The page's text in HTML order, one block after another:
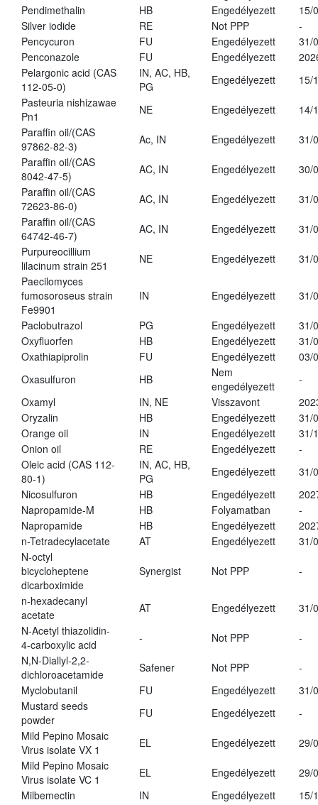
Pendimethalin
HB Engedélyezett
15/
Silver iodide
RE Not PPP
-
Pencycuron
FU Engedélyezett
31/
Penconazole
FU Engedélyezett
Pelargonic acid (CAS
112-05-0)
IN, AC, HB,
PG
Engedélyezett
15/
Pasteuria nishizawae
Pn1
NE Engedélyezett
14/
Paraffin oil/(CAS
97862-82-3)
Ac, IN Engedélyezett
31/
Paraffin oil/(CAS
8042-47-5)
AC, IN Engedélyezett
30/
Paraffin oil/(CAS
72623-86-0)
AC, IN Engedélyezett
31/
Paraffin oil/(CAS
64742-46-7)
AC, IN Engedélyezett
31/
Purpureocillium
lilacinum strain 251
NE Engedélyezett
31/
Paecilomyces
fumosoroseus strain
Fe9901
IN Engedélyezett 31/
Paclobutrazol PG Engedélyezett
31/
Oxyfluorfen
HB Engedélyezett
31/
Oxathiapiprolin
FU Engedélyezett
03/
Oxasulfuron
HB
Nem
engedélyezett
-
Oxamyl
IN, NE Visszavont
Oryzalin
HB Engedélyezett
31/
Orange oil
IN Engedélyezett
31/
Onion oil
RE Engedélyezett
-
Oleic acid (CAS 112-
80-1)
IN, AC, HB,
PG
Engedélyezett
31/
Nicosulfuron
HB Engedélyezett
Napropamide-M
HB Folyamatban
-
Napropamide
HB Engedélyezett
n-Tetradecylacetate
AT Engedélyezett
31/
N-octyl
bicycloheptene
dicarboximide
Synergist Not PPP -
n-hexadecanyl
acetate
AT Engedélyezett
31/
N-Acetyl thiazolidin-
4-carboxylic acid
- Not PPP
-
N,N-Diallyl-2,2-
dichloroacetamide
Safener Not PPP
-
Myclobutanil
FU Engedélyezett
31/
Mustard seeds
powder
FU Engedélyezett
-
Mild Pepino Mosaic
Virus isolate VX 1
EL Engedélyezett
29/
Mild Pepino Mosaic
Virus isolate VC 1
EL Engedélyezett
29/
Milbemectin
IN Engedélyezett
15/